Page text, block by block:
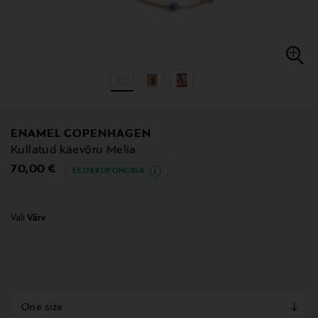
ENAMEL COPENHAGEN
Kullatud käevõru Melia
Original Price
70,00 € EELIS KUPONGIGA
Vali Värv